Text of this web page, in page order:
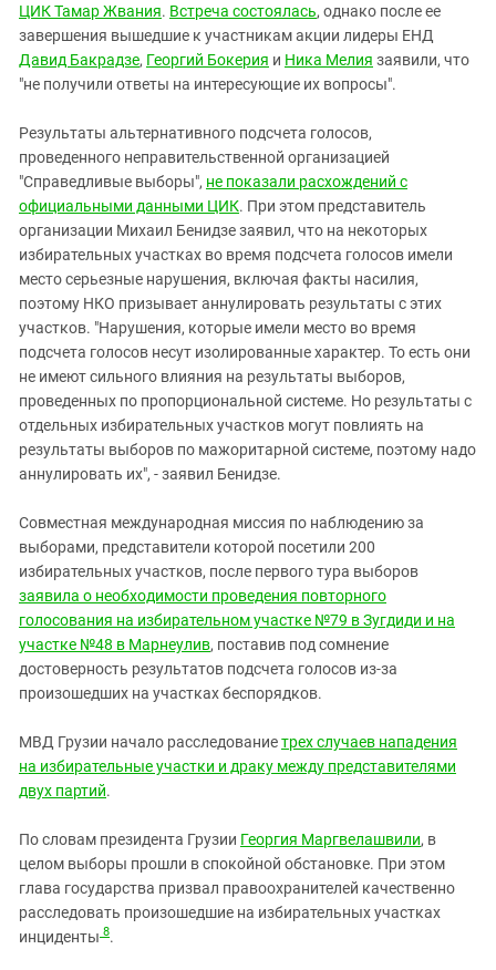
ЦИК Тамар Жвания. Встреча состоялась, однако после ее
завершения вышедшие к участникам акции лидеры ЕНД
Давид Бакрадзе, Георгий Бокерия и Ника Мелия заявили, что
"не получили ответы на интересующие их вопросы".
Результаты альтернативного подсчета голосов,
проведенного неправительственной организацией
"Справедливые выборы", не показали расхождений с
официальными данными ЦИК. При этом представитель
организации Михаил Бенидзе заявил, что на некоторых
избирательных участках во время подсчета голосов имели
место серьезные нарушения, включая факты насилия,
поэтому НКО призывает аннулировать результаты с этих
участков. "Нарушения, которые имели место во время
подсчета голосов несут изолированные характер. То есть они
не имеют сильного влияния на результаты выборов,
проведенных по пропорциональной системе. Но результаты с
отдельных избирательных участков могут повлиять на
результаты выборов по мажоритарной системе, поэтому надо
аннулировать их", - заявил Бенидзе.
Совместная международная миссия по наблюдению за
выборами, представители которой посетили 200
избирательных участков, после первого тура выборов
заявила о необходимости проведения повторного
голосования на избирательном участке №79 в Зугдиди и на
участке №48 в Марнеулив, поставив под сомнение
достоверность результатов подсчета голосов из-за
произошедших на участках беспорядков.
МВД Грузии начало расследованиетрех случаев нападения
на избирательные участки и драку между представителями
двух партий.
По словам президента Грузии Георгия Маргвелашвили, в
целом выборы прошли в спокойной обстановке. При этом
глава государства призвал правоохранителей качественно
расследовать произошедшие на избирательных участках
инциденты 8.